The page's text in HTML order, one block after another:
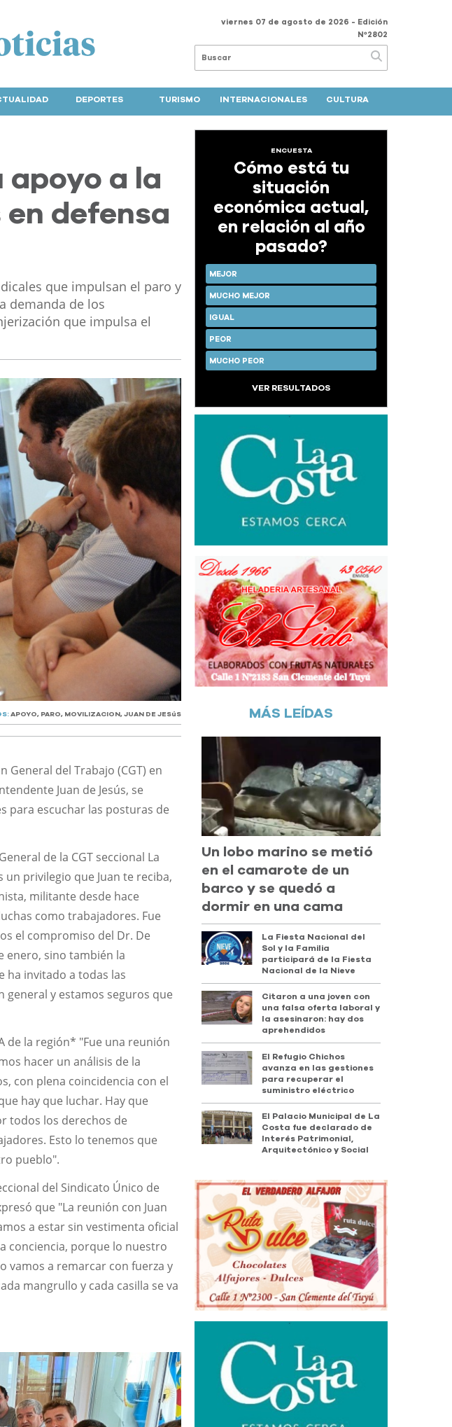
viernes 07 de agosto de 2026 - Edición
Nº2802
DEPORTES TURISMO INTERNACIONALES CULTURA
apoyo a la
defensa
que impulsan el paro y
demanda de los
que impulsa el
APOYO, PARO, MOVILIZACION,JUAN DE JESúS
General del Trabajo (CGT) en
Juan de Jesús, se
para escuchar las posturas de
de la CGT seccional La
privilegio que Juan te reciba,
militante desde hace
como trabajadores. Fue
el compromiso del Dr. De
enero, sino también la
ha invitado a todas las
y estamos seguros que
de la región* "Fue una reunión
hacer un análisis de la
con plena coincidencia con el
hay que luchar. Hay que
todos los derechos de
Esto lo tenemos que
pueblo".
del Sindicato Único de
que "La reunión con Juan
a estar sin vestimenta oficial
conciencia, porque lo nuestro
vamos a remarcar con fuerza y
mangrullo y cada casilla se va
ENCUESTA
Cómo está tu
situación
económica actual,
en relación al año
pasado?
MEJOR
MUCHO MEJOR
IGUAL
PEOR
MUCHO PEOR
VER RESULTADOS
MÁS LEÍDAS
Un lobo marino se metió
en el camarote de un
barco y se quedó a
dormir en una cama
La Fiesta Nacional del
Sol y la Familia
participará de la Fiesta
Nacional de la Nieve
Citaron a una joven con
una falsa oferta laboral y
la asesinaron: hay dos
aprehendidos
El Refugio Chichos
avanza en las gestiones
para recuperar el
suministro eléctrico
El Palacio Municipal de La
Costa fue declarado de
Interés Patrimonial,
Arquitectónico y Social